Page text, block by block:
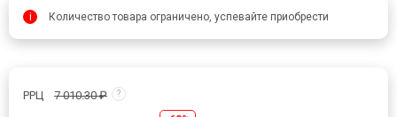
i Количество товара ограничено, успевайте приобрести
РРЦ 7 010.30 ₽ ?